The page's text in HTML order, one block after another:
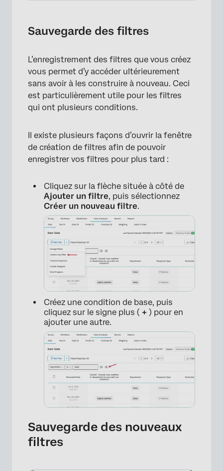
×
Sauvegarde des filtres
L’enregistrement des filtres que vous créez
vous permet d’y accéder ultérieurement
sans avoir à les construire à nouveau. Ceci
est particulièrement utile pour les filtres
qui ont plusieurs conditions.
Il existe plusieurs façons d’ouvrir la fenêtre
de création de filtres afin de pouvoir
enregistrer vos filtres pour plus tard :
Cliquez sur la flèche située à côté de
Ajouter un filtre, puis sélectionnez
Créer un nouveau filtre.
Créez une condition de base, puis
cliquez sur le signe plus ( + ) pour en
ajouter une autre.
Sauvegarde des nouveaux
filtres